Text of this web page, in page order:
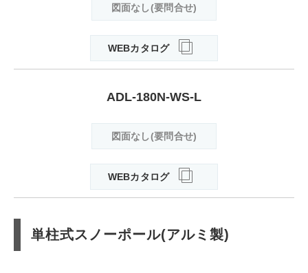
図面なし(要問合せ)
WEBカタログ
ADL-180N-WS-L
図面なし(要問合せ)
WEBカタログ
単柱式スノーポール(アルミ製)